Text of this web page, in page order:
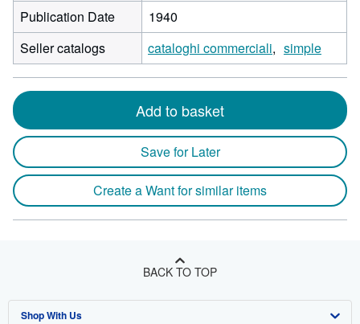
Publication Date
1940
Seller catalogs
cataloghi commerciali simple
Add to basket
Save for Later
Create a Want for similar items
BACK TO TOP
Shop With Us